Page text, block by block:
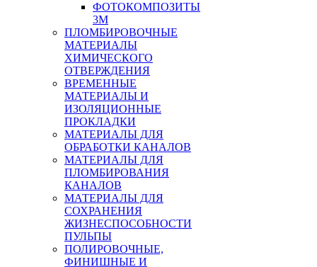
ФОТОКОМПОЗИТЫ
3М
ПЛОМБИРОВОЧНЫЕ
МАТЕРИАЛЫ
ХИМИЧЕСКОГО
ОТВЕРЖДЕНИЯ
ВРЕМЕННЫЕ
МАТЕРИАЛЫ И
ИЗОЛЯЦИОННЫЕ
ПРОКЛАДКИ
МАТЕРИАЛЫ ДЛЯ
ОБРАБОТКИ КАНАЛОВ
МАТЕРИАЛЫ ДЛЯ
ПЛОМБИРОВАНИЯ
КАНАЛОВ
МАТЕРИАЛЫ ДЛЯ
СОХРАНЕНИЯ
ЖИЗНЕСПОСОБНОСТИ
ПУЛЬПЫ
ПОЛИРОВОЧНЫЕ,
ФИНИШНЫЕ И